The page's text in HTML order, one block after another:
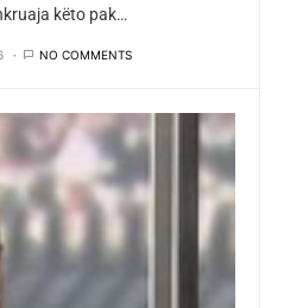
këto pak…
NO COMMENTS